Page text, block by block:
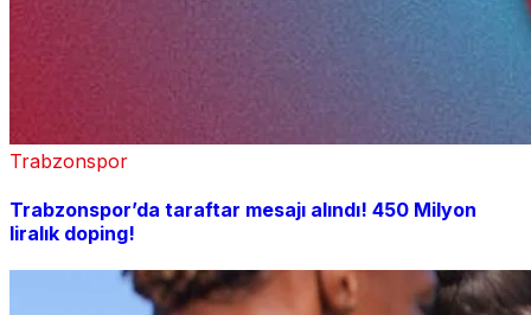
Trabzonspor
Trabzonspor’da taraftar mesajı alındı! 450 Milyon
liralık doping!